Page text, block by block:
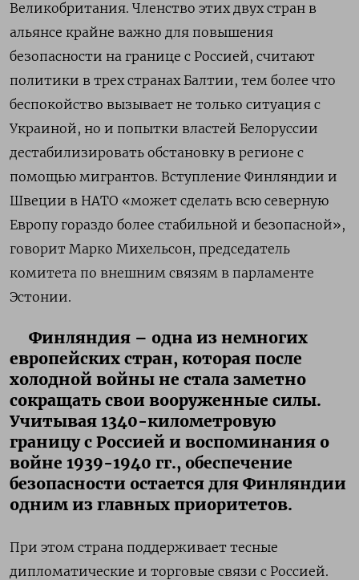
Великобритания. Членство этих двух стран в
альянсе крайне важно для повышения
безопасности на границе с Россией, считают
политики в трех странах Балтии, тем более что
беспокойство вызывает не только ситуация с
Украиной, но и попытки властей Белоруссии
дестабилизировать обстановку в регионе с
помощью мигрантов. Вступление Финляндии и
Швеции в НАТО «может сделать всю северную
Европу гораздо более стабильной и безопасной»,
говорит Марко Михельсон, председатель
комитета по внешним связям в парламенте
Эстонии.
Финляндия – одна из немногих
европейских стран, которая после
холодной войны не стала заметно
сокращать свои вооруженные силы.
Учитывая 1340-километровую
границу с Россией и воспоминания о
войне 1939-1940 гг., обеспечение
безопасности остается для Финляндии
одним из главных приоритетов.
При этом страна поддерживает тесные
дипломатические и торговые связи с Россией.